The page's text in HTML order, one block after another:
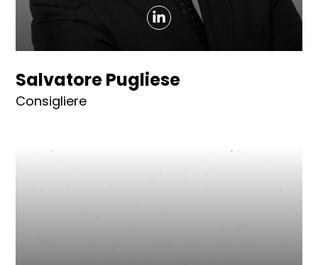
Salvatore Pugliese
Consigliere